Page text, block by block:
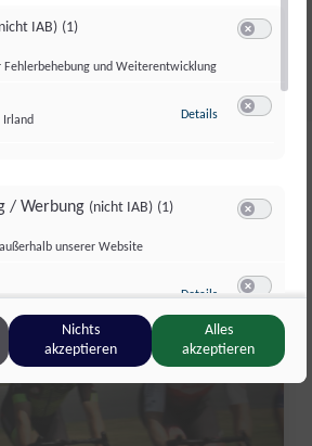
IAB) (1)
Fehlerbehebung und Weiterentwicklung
Irland Details zu Google
/ Werbung (nicht IAB) (1)
unserer Website
Irland Details zu Google GTag
Switch zum
IAB) (2)
Nichts
akzeptieren
Alles
akzeptieren